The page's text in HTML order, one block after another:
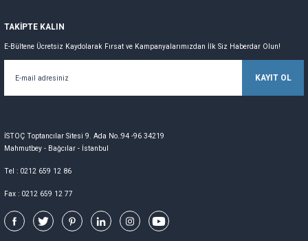
TAKİPTE KALIN
E-Bültene Ücretsiz Kaydolarak Fırsat ve Kampanyalarımızdan İlk Siz Haberdar Olun!
KAYIT OL
İSTOÇ Toptancılar Sitesi 9. Ada No.:94 -96 34219
Mahmutbey - Bağcılar - İstanbul
Tel : 0212 659 12 86
Fax : 0212 659 12 77